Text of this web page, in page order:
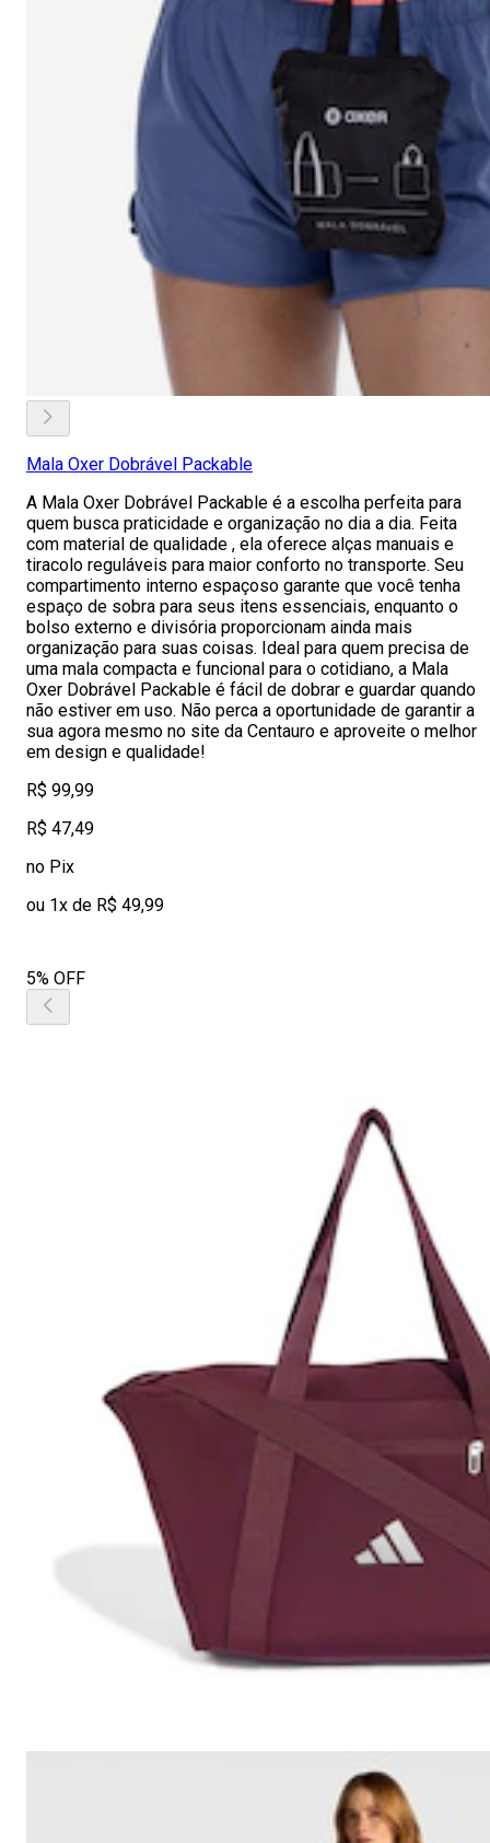
Mala Oxer Dobrável Packable
A Mala Oxer Dobrável Packable é a escolha perfeita para
quem busca praticidade e organização no dia a dia. Feita
com material de qualidade , ela oferece alças manuais e
tiracolo reguláveis para maior conforto no transporte. Seu
compartimento interno espaçoso garante que você tenha
espaço de sobra para seus itens essenciais, enquanto o
bolso externo e divisória proporcionam ainda mais
organização para suas coisas. Ideal para quem precisa de
uma mala compacta e funcional para o cotidiano, a Mala
Oxer Dobrável Packable é fácil de dobrar e guardar quando
não estiver em uso. Não perca a oportunidade de garantir a
sua agora mesmo no site da Centauro e aproveite o melhor
em design e qualidade!
R$ 99,99
R$ 47,49
no Pix
ou 1x de R$ 49,99
5% OFF